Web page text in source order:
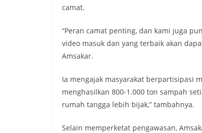
camat.
“Peran camat penting, dan kami juga
video masuk dan yang terbaik akan
Amsakar.
Ia mengajak masyarakat berpartisipasi
menghasilkan 800-1.000 ton sampah
rumah tangga lebih bijak,” tambahnya.
Selain memperketat pengawasan,